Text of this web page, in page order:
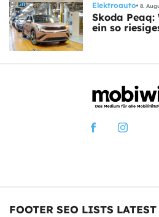
Elektroauto 8.
Skoda
ein so
FOOTER SEO LISTS